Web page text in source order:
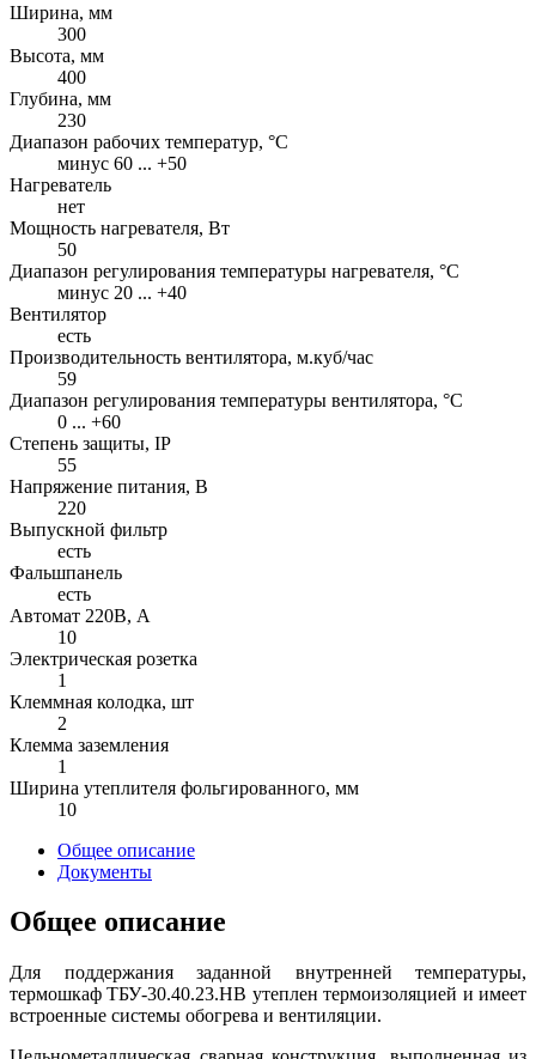
Ширина, мм
300
Высота, мм
400
Глубина, мм
230
Диапазон рабочих температур, °С
минус 60 ... +50
Нагреватель
нет
Мощность нагревателя, Вт
50
Диапазон регулирования температуры нагревателя, °С
минус 20 ... +40
Вентилятор
есть
Производительность вентилятора, м.куб/час
59
Диапазон регулирования температуры вентилятора, °С
0 ... +60
Степень защиты, IP
55
Напряжение питания, В
220
Выпускной фильтр
есть
Фальшпанель
есть
Автомат 220В, А
10
Электрическая розетка
1
Клеммная колодка, шт
2
Клемма заземления
1
Ширина утеплителя фольгированного, мм
10
Общее описание
Документы
Общее описание
Для поддержания заданной внутренней температуры,
термошкаф ТБУ-30.40.23.НВ утеплен термоизоляцией и имеет
встроенные системы обогрева и вентиляции.